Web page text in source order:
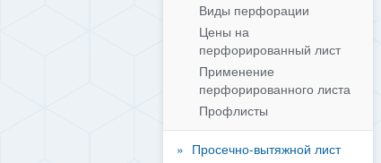
Виды перфорации
Цены на
перфорированный лист
Применение
перфорированного листа
Профлисты
Просечно-вытяжной лист